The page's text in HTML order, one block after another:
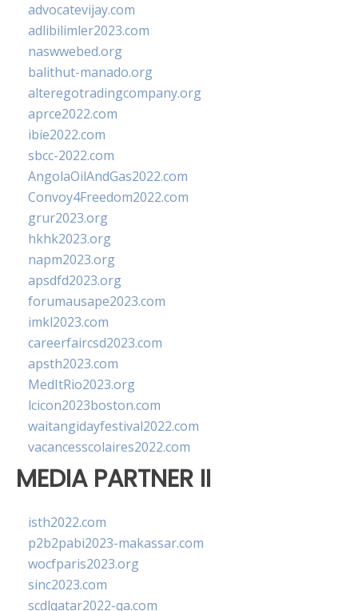
advocatevijay.com
adlibilimler2023.com
naswwebed.org
balithut-manado.org
alteregotradingcompany.org
aprce2022.com
ibie2022.com
sbcc-2022.com
AngolaOilAndGas2022.com
Convoy4Freedom2022.com
grur2023.org
hkhk2023.org
napm2023.org
apsdfd2023.org
forumausape2023.com
imkl2023.com
careerfaircsd2023.com
apsth2023.com
MedItRio2023.org
lcicon2023boston.com
waitangidayfestival2022.com
vacancesscolaires2022.com
MEDIA PARTNER II
isth2022.com
p2b2pabi2023-makassar.com
wocfparis2023.org
sinc2023.com
scdlqatar2022-qa.com